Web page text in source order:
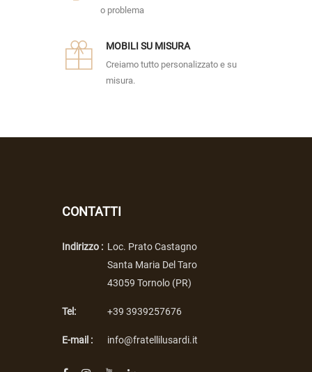
o problema
MOBILI SU MISURA
Creiamo tutto personalizzato e su
misura.
CONTATTI
Indirizzo : Loc. Prato Castagno
Santa Maria Del Taro
43059 Tornolo (PR)
Tel: +39 3939257676
E-mail : info@fratellilusardi.it